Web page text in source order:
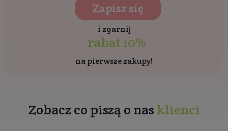
Zapisz się
i zgarnij
rabat 10%
na pierwsze zakupy!
Zobacz co piszą o nas klienci